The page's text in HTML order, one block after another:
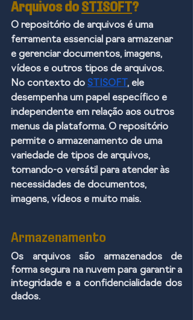
Arquivos do STISOFT?
O repositório de arquivos é uma
ferramenta essencial para armazenar
e gerenciar documentos, imagens,
vídeos e outros tipos de arquivos.
No contexto do STISOFT , ele
desempenha um papel específico e
independente em relação aos outros
menus da plataforma. O repositório
permite o armazenamento de uma
variedade de tipos de arquivos,
tornando-o versátil para atender às
necessidades de documentos,
imagens, vídeos e muito mais.
Armazenamento
Os arquivos são armazenados de
forma segura na nuvem para garantir a
integridade e a confidencialidade dos
dados.